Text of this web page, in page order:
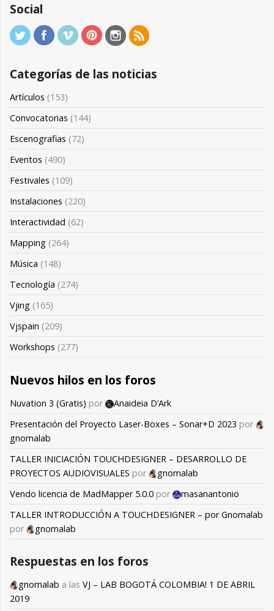
Social
Categorías de las noticias
Artículos (153)
Convocatorias (144)
Escenografias (72)
Eventos (490)
Festivales (109)
Instalaciones (220)
Interactividad (62)
Mapping (264)
Música (148)
Tecnología (274)
Vjing (165)
Vjspain (209)
Workshops (277)
Nuevos hilos en los foros
Nuvation 3 (Gratis) por
Anaideia D’Ark
Presentación del Proyecto Laser-Boxes – Sonar+D 2023 por
gnomalab
TALLER INICIACIÓN TOUCHDESIGNER – DESARROLLO DE
PROYECTOS AUDIOVISUALES por
gnomalab
Vendo licencia de MadMapper 5.0.0 por
masanantonio
TALLER INTRODUCCIÓN A TOUCHDESIGNER – por Gnomalab
por
gnomalab
Respuestas en los foros
gnomalab a las VJ – LAB BOGOTÁ COLOMBIA! 1 DE ABRIL
2019